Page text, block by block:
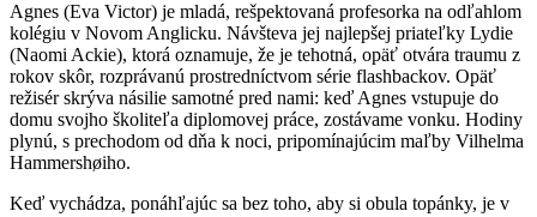
Agnes (Eva Victor) je mladá, rešpektovaná profesorka na odľahlom
kolégiu v Novom Anglicku. Návšteva jej najlepšej priateľky Lydie
(Naomi Ackie), ktorá oznamuje, že je tehotná, opäť otvára traumu z
rokov skôr, rozprávanú prostredníctvom série flashbackov. Opäť
režisér skrýva násilie samotné pred nami: keď Agnes vstupuje do
domu svojho školiteľa diplomovej práce, zostávame vonku. Hodiny
plynú, s prechodom od dňa k noci, pripomínajúcim maľby Vilhelma
Hammershøiho.
Keď vychádza, ponáhľajúc sa bez toho, aby si obula topánky, je v